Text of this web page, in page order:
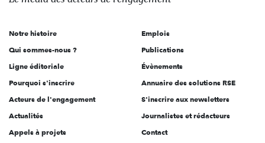
l'engagement
Notre histoire
Qui sommes-nous ?
Ligne éditoriale
Pourquoi s'inscrire
Acteurs de l'engagement
Actualités
Appels à projets
Emplois
Publications
Évènements
Annuaire des solutions RSE
S'inscrire aux newsletters
Journalistes et rédacteurs
Contact